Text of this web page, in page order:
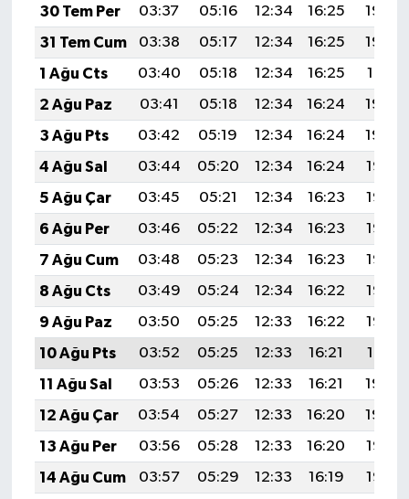
30 Tem Per
03:37 05:16 12:34 16:25
19:43
31 Tem Cum
03:38 05:17 12:34 16:25
19:42
1 Ağu Cts
03:40 05:18 12:34 16:25
19:41
2 Ağu Paz
03:41 05:18 12:34 16:24
19:40
3 Ağu Pts
03:42 05:19 12:34 16:24
19:39
4 Ağu Sal
03:44 05:20 12:34 16:24
19:38
5 Ağu Çar
03:45 05:21 12:34 16:23
19:37
6 Ağu Per
03:46 05:22 12:34 16:23
19:36
7 Ağu Cum
03:48 05:23 12:34 16:23
19:35
8 Ağu Cts
03:49 05:24 12:34 16:22
19:33
9 Ağu Paz
03:50 05:25 12:33 16:22
19:32
10 Ağu Pts
03:52 05:25 12:33 16:21
19:31
11 Ağu Sal
03:53 05:26 12:33 16:21
19:30
12 Ağu Çar
03:54 05:27 12:33 16:20
19:29
13 Ağu Per
03:56 05:28 12:33 16:20
19:27
14 Ağu Cum
03:57 05:29 12:33 16:19
19:26